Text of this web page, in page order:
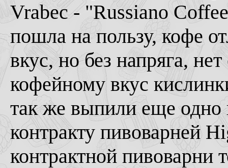
Vrabec - "Russiano
пошла на пользу, кофе
вкус, но без напряга,
кофейному вкус
так же выпили еще одно
контракту пивоварней
контрактной пивоварни